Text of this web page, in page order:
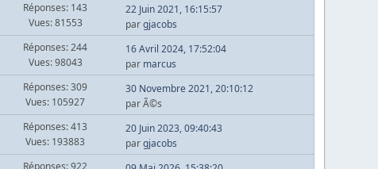
Réponses: 143
Vues: 81553
22 Juin 2021, 16:15:57
pargjacobs
Réponses: 244
Vues: 98043
16 Avril 2024, 17:52:04
par marcus
Réponses: 309
Vues: 105927
30 Novembre 2021, 20:10:12
par Ã©s
Réponses: 413
Vues: 193883
20 Juin 2023, 09:40:43
pargjacobs
Réponses: 922